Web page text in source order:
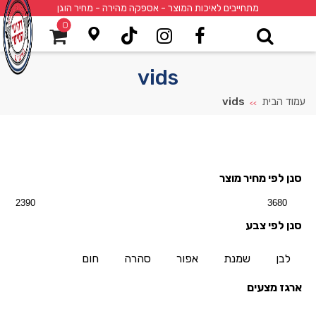
מתחייבים לאיכות המוצר - אספקה מהירה - מחיר הוגן
0
vids
עמוד הבית >>
vids
סנן לפי מחיר מוצר
סנן לפי צבע
לבן שמנת אפור סהרה חום
ארגז מצעים